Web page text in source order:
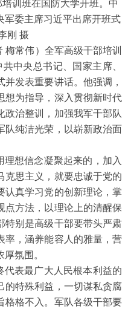
训班在国防大学开班。中
军委主席习近平出席开班式
刚 摄
常伟）全军高级干部培训
中央总书记、国家主席、
发表重要讲话。他强调，
想为指导，深入贯彻新时代
政治整训，加强我军干部队
队纯洁光荣，以崭新政治面
想信念凝聚起来的，加入
克思主义，就要忠诚于党的
认真学习党的创新理论，掌
点方法，以理论上的清醒保
特别是高级干部要带头严肃
率，涵养能容人的雅量，营
氛围。
表最广大人民根本利益的
的特殊利益，一切谋私贪腐
格格不入。军队各级干部要